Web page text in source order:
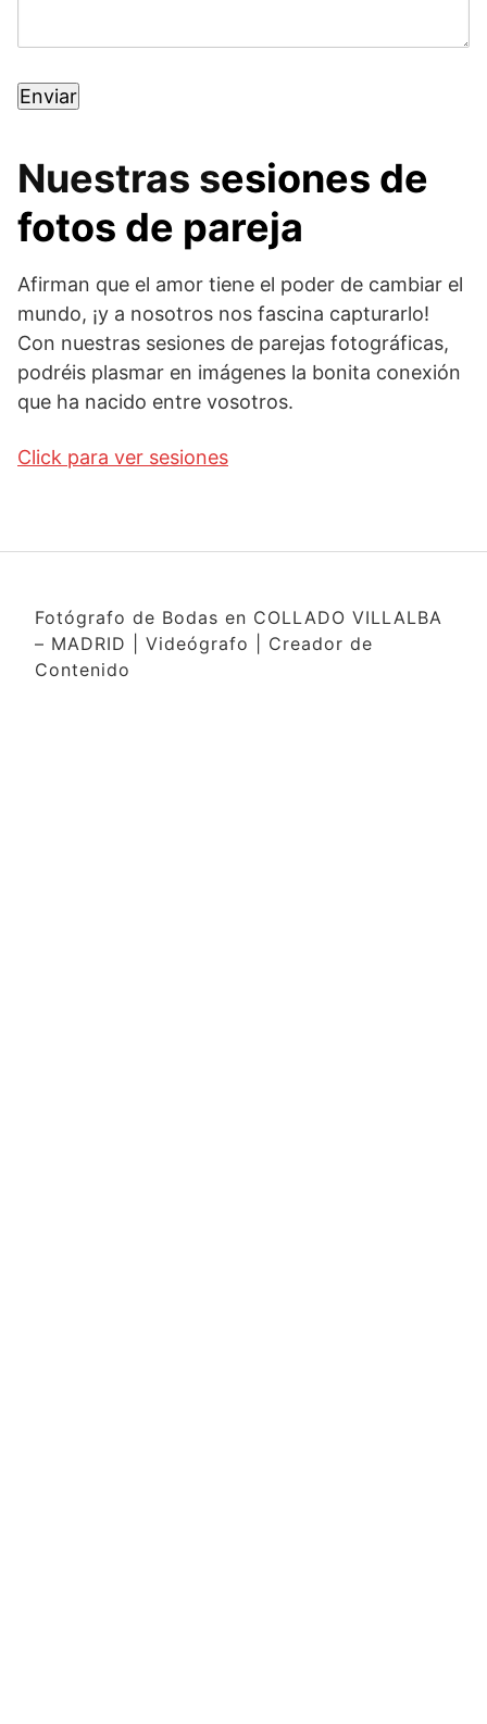
Nuestras sesiones de
fotos de pareja
Afirman que el amor tiene el poder de cambiar el
mundo, ¡y a nosotros nos fascina capturarlo!
Con nuestras sesiones de parejas fotográficas,
podréis plasmar en imágenes la bonita conexión
que ha nacido entre vosotros.
Click para ver sesiones
Fotógrafo de Bodas en COLLADO VILLALBA
– MADRID | Videógrafo | Creador de
Contenido